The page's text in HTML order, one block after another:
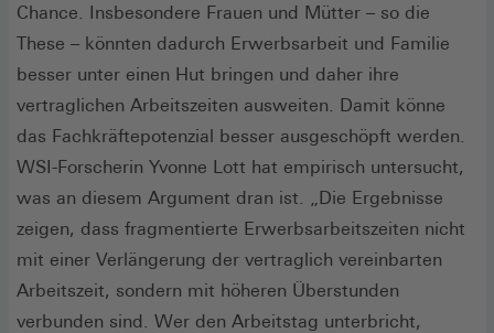
Chance. Insbesondere Frauen und Mütter – so die
These – könnten dadurch Erwerbsarbeit und Familie
besser unter einen Hut bringen und daher ihre
vertraglichen Arbeitszeiten ausweiten. Damit könne
das Fachkräftepotenzial besser ausgeschöpft werden.
WSI-Forscherin Yvonne Lott hat empirisch untersucht,
was an diesem Argument dran ist. „Die Ergebnisse
zeigen, dass fragmentierte Erwerbsarbeitszeiten nicht
mit einer Verlängerung der vertraglich vereinbarten
Arbeitszeit, sondern mit höheren Überstunden
verbunden sind. Wer den Arbeitstag unterbricht,